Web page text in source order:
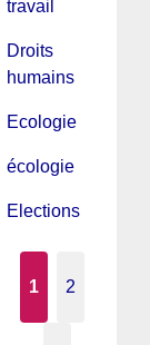
travail
Droits
humains
Ecologie
écologie
Elections
1 2